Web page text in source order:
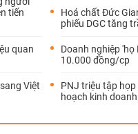
tiến
quan
Việt
Hoá chất Đức
phiếu DGC tăng
Doanh nghiệp
10.000 đồng/cp
PNJ triệu tập
hoạch kinh